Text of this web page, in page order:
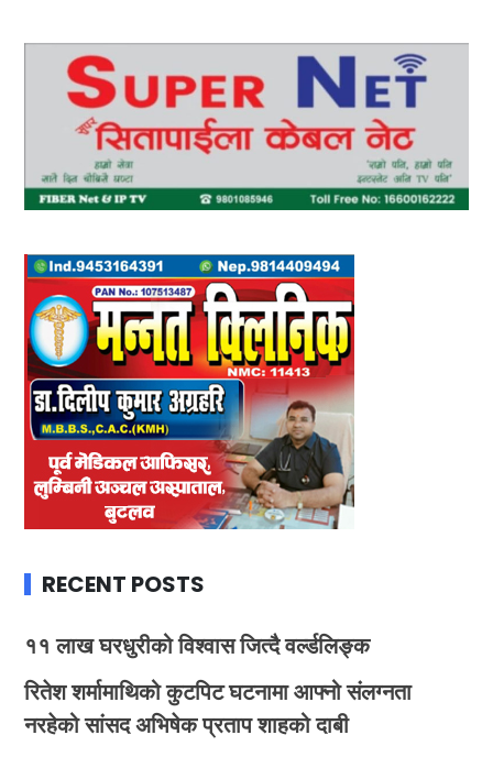
RECENT POSTS
११ लाख घरधुरीको विश्वास जित्दै वर्ल्डलिङ्क
रितेश शर्मामाथिको कुटपिट घटनामा आफ्नो संलग्नता
नरहेको सांसद अभिषेक प्रताप शाहको दाबी